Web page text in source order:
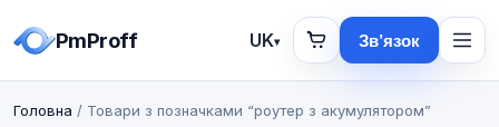
PmProff UK▾ Зв’язок
Головна / Товари з позначками “роутер з акумулятором”